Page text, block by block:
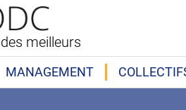
meilleurs
MANAGEMENT